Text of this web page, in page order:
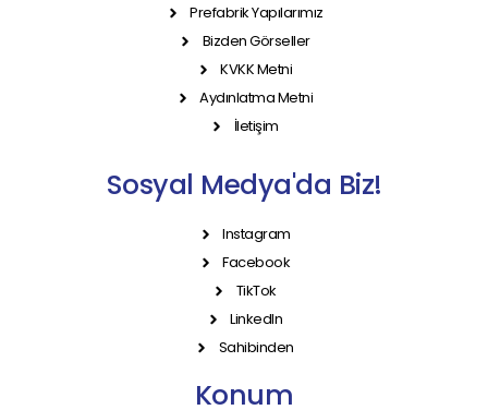
Prefabrik Yapılarımız
Bizden Görseller
KVKK Metni
Aydınlatma Metni
İletişim
Sosyal Medya'da Biz!
Instagram
Facebook
TikTok
LinkedIn
Sahibinden
Konum